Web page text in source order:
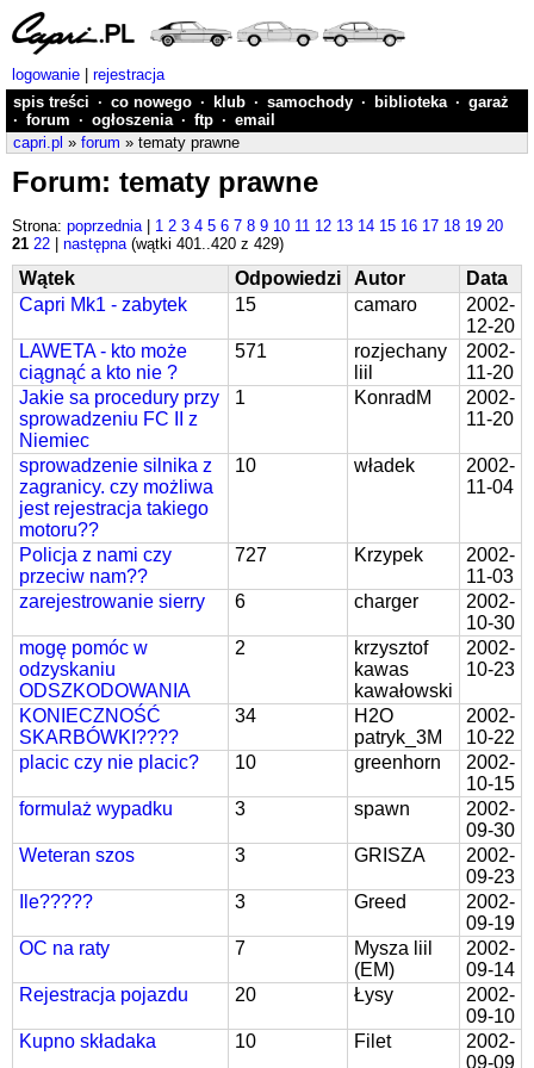
logowanie
rejestracja
spis treści · co nowego · klub · samochody · biblioteka · garaż
· forum · ogłoszenia · ftp · email
capri.pl » forum » tematy prawne
Forum: tematy prawne
Strona: poprzednia| 1 2 3 4 5 6 7 8 9 10 11 12 13 14 15 16 17 18 19 20
21 22 następna(wątki 401..420 z 429)
Wątek Odpowiedzi Autor
Data
Capri Mk1 - zabytek
15 camaro
2002-
12-20
LAWETA - kto może
ciągnąć a kto nie ?
571
rozjechany
liil
2002-
11-20
Jakie sa procedury przy
sprowadzeniu FC II z
Niemiec
1 KonradM
2002-
11-20
sprowadzenie silnika z
zagranicy. czy możliwa
jest rejestracja takiego
motoru??
10 władek
2002-
11-04
Policja z nami czy
przeciw nam??
727 Krzypek
2002-
11-03
zarejestrowanie sierry
6 charger
2002-
10-30
mogę pomóc w
odzyskaniu
ODSZKODOWANIA
2
krzysztof
kawas
kawałowski
2002-
10-23
KONIECZNOŚĆ
SKARBÓWKI????
34
H2O
patryk_3M
2002-
10-22
placic czy nie placic?
10 greenhorn
2002-
10-15
formulaż wypadku
3 spawn
2002-
09-30
Weteran szos
3 GRISZA
2002-
09-23
Ile?????
3 Greed
2002-
09-19
OC na raty
7
Mysza liil
(EM)
2002-
09-14
Rejestracja pojazdu
20 Łysy
2002-
09-10
Kupno składaka
10 Filet
2002-
09-09